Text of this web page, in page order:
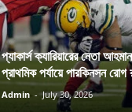
প্যাকার্স ক্যারিয়ারের নেতা
প্রাথমিক পর্যায়ে পারকিনসন রোগ
Admin - July 30, 2026